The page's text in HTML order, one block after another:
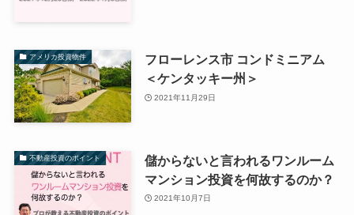
アメリカ投資物件
フローレンス市 コンドミニアム
＜ケンタッキー州＞
2021年11月29日
不動産投資のポイント
儲からないと言われるワンルーム
マンション投資を何故するのか？
2021年10月7日